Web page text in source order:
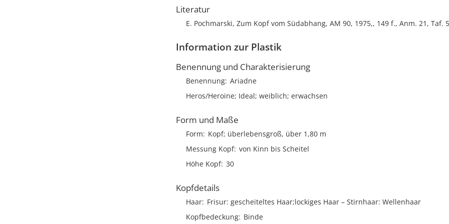
Literatur
E. Pochmarski, Zum Kopf vom Südabhang, AM 90, 1975,, 149 f., Anm. 21, Taf.
Information zur Plastik
Benennung und Charakterisierung
Benennung Ariadne
Heros/Heroine; Ideal; weiblich; erwachsen
Form und Maße
Form
Kopf; überlebensgroß, über 1,80 m
Messung Kopf von Kinn bis Scheitel
Höhe Kopf 30
Kopfdetails
Haar Frisur gescheiteltes Haar;lockiges Haar Stirnhaar Wellenhaar
Kopfbedeckung Binde